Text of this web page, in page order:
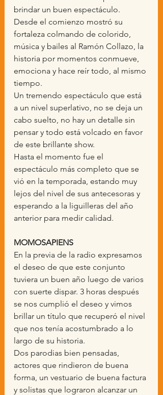
brindar un buen espectáculo.
Desde el comienzo mostró su
fortaleza colmando de colorido,
música y bailes al Ramón Collazo, la
historia por momentos conmueve,
emociona y hace reír todo, al mismo
tiempo.
Un tremendo espectáculo que está
a un nivel superlativo, no se deja un
cabo suelto, no hay un detalle sin
pensar y todo está volcado en favor
de este brillante show.
Hasta el momento fue el
espectáculo más completo que se
vió en la temporada, estando muy
lejos del nivel de sus antecesoras y
esperando a la liguilleras del año
anterior para medir calidad.
MOMOSAPIENS
En la previa de la radio expresamos
el deseo de que este conjunto
tuviera un buen año luego de varios
con suerte dispar. 3 horas después
se nos cumplió el deseo y vimos
brillar un título que recuperó el nivel
que nos tenía acostumbrado a lo
largo de su historia.
Dos parodias bien pensadas,
actores que rindieron de buena
forma, un vestuario de buena factura
y solistas que lograron alcanzar un